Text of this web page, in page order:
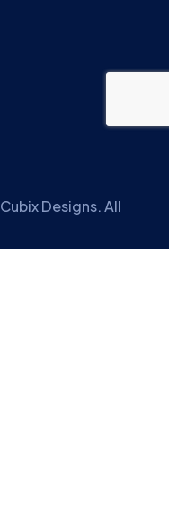
Cubix Designs. All